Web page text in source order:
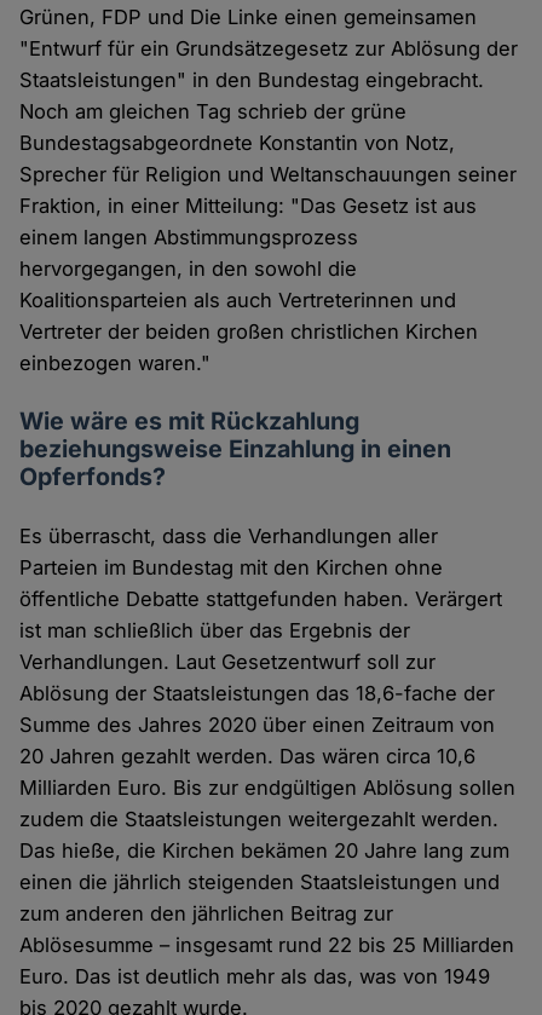
Grünen, FDP und Die Linke einen gemeinsamen
"Entwurf für ein Grundsätzegesetz zur Ablösung der
Staatsleistungen" in den Bundestag eingebracht.
Noch am gleichen Tag schrieb der grüne
Bundestagsabgeordnete Konstantin von Notz,
Sprecher für Religion und Weltanschauungen seiner
Fraktion, in einer Mitteilung: "Das Gesetz ist aus
einem langen Abstimmungsprozess
hervorgegangen, in den sowohl die
Koalitionsparteien als auch Vertreterinnen und
Vertreter der beiden großen christlichen Kirchen
einbezogen waren."
Wie wäre es mit Rückzahlung
beziehungsweise Einzahlung in einen
Opferfonds?
Es überrascht, dass die Verhandlungen aller
Parteien im Bundestag mit den Kirchen ohne
öffentliche Debatte stattgefunden haben. Verärgert
ist man schließlich über das Ergebnis der
Verhandlungen. Laut Gesetzentwurf soll zur
Ablösung der Staatsleistungen das 18,6-fache der
Summe des Jahres 2020 über einen Zeitraum von
20 Jahren gezahlt werden. Das wären circa 10,6
Milliarden Euro. Bis zur endgültigen Ablösung sollen
zudem die Staatsleistungen weitergezahlt werden.
Das hieße, die Kirchen bekämen 20 Jahre lang zum
einen die jährlich steigenden Staatsleistungen und
zum anderen den jährlichen Beitrag zur
Ablösesumme – insgesamt rund 22 bis 25 Milliarden
Euro. Das ist deutlich mehr als das, was von 1949
bis 2020 gezahlt wurde.